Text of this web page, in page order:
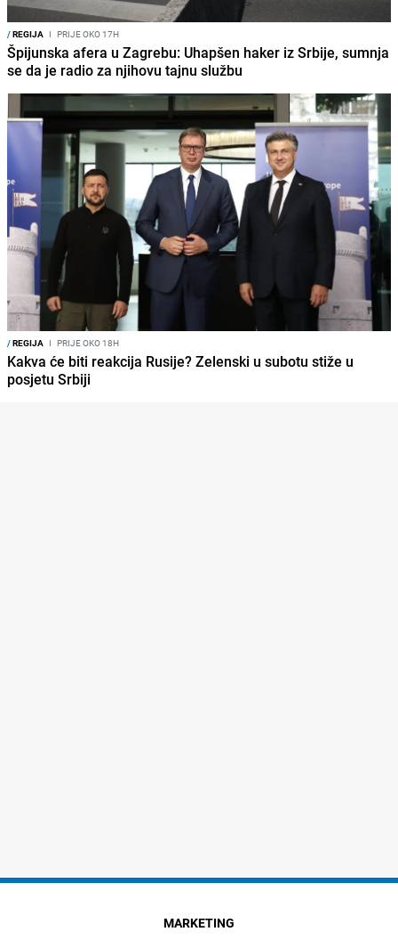
/REGIJA I PRIJE OKO 17H
Špijunska afera u Zagrebu: Uhapšen haker iz Srbije, sumnja
se da je radio za njihovu tajnu službu
/REGIJA I PRIJE OKO 18H
Kakva će biti reakcija Rusije? Zelenski u subotu stiže u
posjetu Srbiji
MARKETING